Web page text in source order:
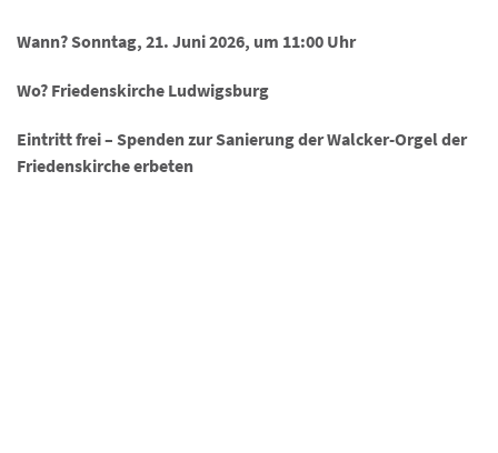
Wann? Sonntag, 21. Juni 2026, um 11:00 Uhr
Wo? Friedenskirche Ludwigsburg
Eintritt frei – Spenden zur Sanierung der Walcker-Orgel der
Friedenskirche erbeten